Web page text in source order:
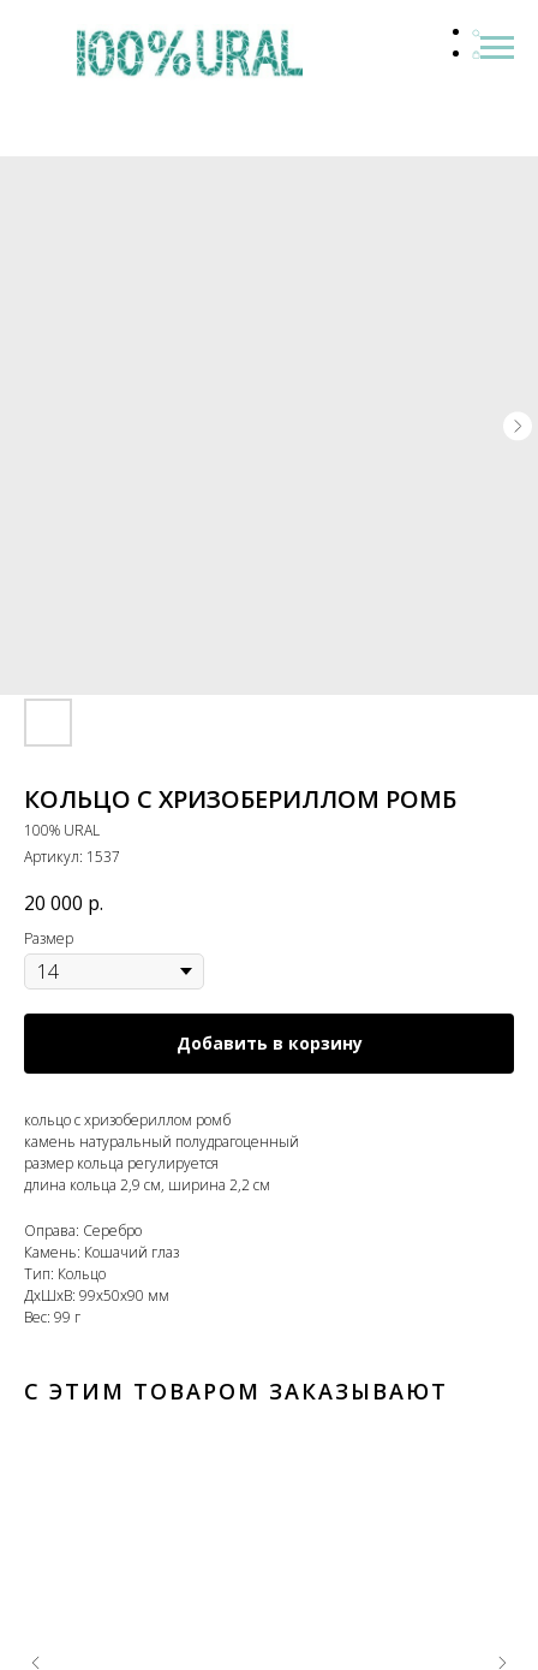
КОЛЬЦО С ХРИЗОБЕРИЛЛОМ РОМБ
100% URAL
Артикул: 1537
20 000 р.
Размер
Добавить в корзину
кольцо с хризобериллом ромб
камень натуральный полудрагоценный
размер кольца регулируется
длина кольца 2,9 см, ширина 2,2 см
Оправа: Серебро
Камень: Кошачий глаз
Тип: Кольцо
ДxШxВ: 99x50x90 мм
Вес: 99 г
С ЭТИМ ТОВАРОМ ЗАКАЗЫВАЮТ